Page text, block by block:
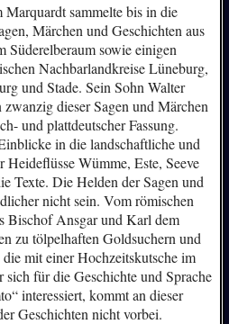
sammelte bis in die
Märchen und Geschichten aus
Süderelberaum sowie einigen
Nachbarlandkreise Lüneburg,
und Stade. Sein Sohn Walter
dieser Sagen und Märchen
und plattdeutscher Fassung.
in die landschaftliche und
Wümme, Este, Seeve
Texte. Die Helden der Sagen und
nicht sein. Vom römischen
Bischof Ansgar und Karl dem
zu tölpelhaften Goldsuchern und
mit einer Hochzeitskutsche im
für die Geschichte und Sprache
interessiert, kommt an dieser
Geschichten nicht vorbei.